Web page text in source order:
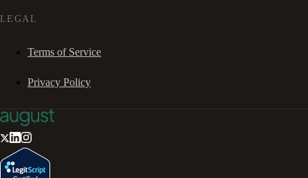
LEGAL
Terms of Service
Privacy Policy